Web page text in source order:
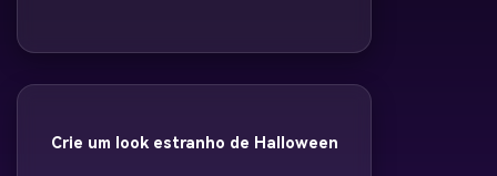
Crie um look estranho de Halloween